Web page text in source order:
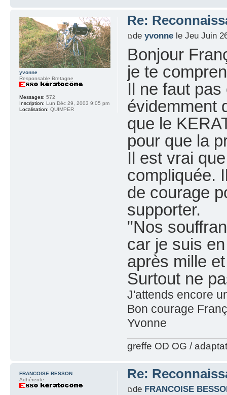
Re:
de yvonnele Jeu Juin
Bonjour
je te
Il ne faut
évidemment
que le
pour que la
Il est vrai
compliquée.
de courage
supporter.
"Nos
car je suis
après mille
Surtout ne
J'attends encore
Bon courage
Yvonne
greffe OD OG /
yvonne
Responsable Bretagne
Messages: 572
Inscription: Lun Déc 29, 2003 9:05 pm
Localisation: QUIMPER
Re:
de FRANCOISE
FRANCOISE BESSON
Adhérente